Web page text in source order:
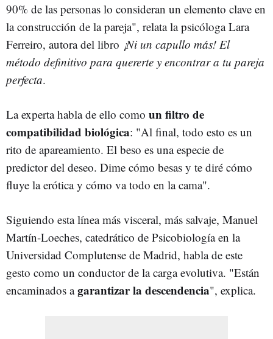
90% de las personas lo consideran un elemento clave en
la construcción de la pareja", relata la psicóloga Lara
Ferreiro, autora del libro ¡Ni un capullo más! El
método definitivo para quererte y encontrar a tu pareja
perfecta.
La experta habla de ello como un filtro de
compatibilidad biológica: "Al final, todo esto es un
rito de apareamiento. El beso es una especie de
predictor del deseo. Dime cómo besas y te diré cómo
fluye la erótica y cómo va todo en la cama".
Siguiendo esta línea más visceral, más salvaje, Manuel
Martín-Loeches, catedrático de Psicobiología en la
Universidad Complutense de Madrid, habla de este
gesto como un conductor de la carga evolutiva. "Están
encaminados agarantizar la descendencia", explica.